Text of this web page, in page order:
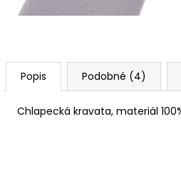
Popis Podobné (4)
Chlapecká kravata, materiál